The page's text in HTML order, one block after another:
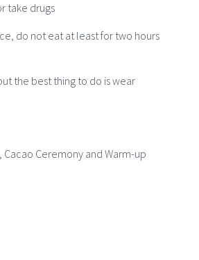
take drugs
do not eat at least for two hours
the best thing to do is wear
Cacao Ceremony and Warm-up